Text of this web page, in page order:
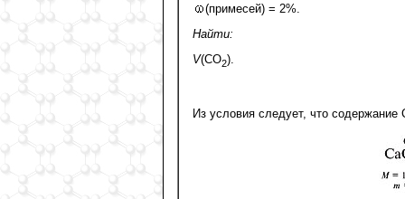
(примесей) = 2%.
Найти:
V(CO2).
Из условия следует, что